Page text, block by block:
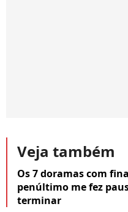
Veja também
Os 7 doramas com
penúltimo me fez
terminar